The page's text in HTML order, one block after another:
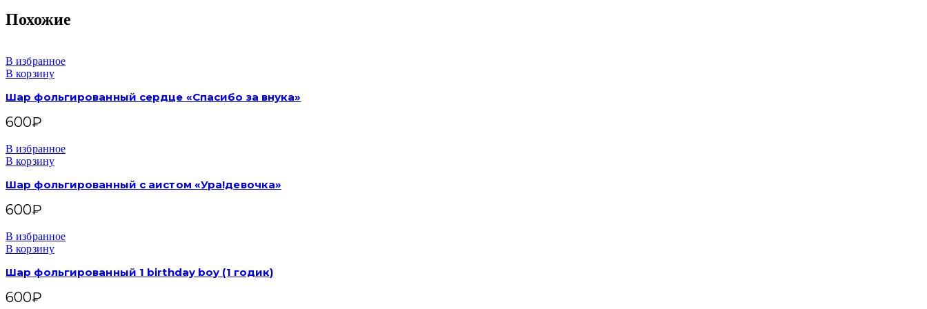
Похожие
В избранное
В корзину
Шар фольгированный сердце «Спасибо за внука»
600₽
В избранное
В корзину
Шар фольгированный с аистом «Ура!девочка»
600₽
В избранное
В корзину
Шар фольгированный 1 birthday boy (1 годик)
600₽